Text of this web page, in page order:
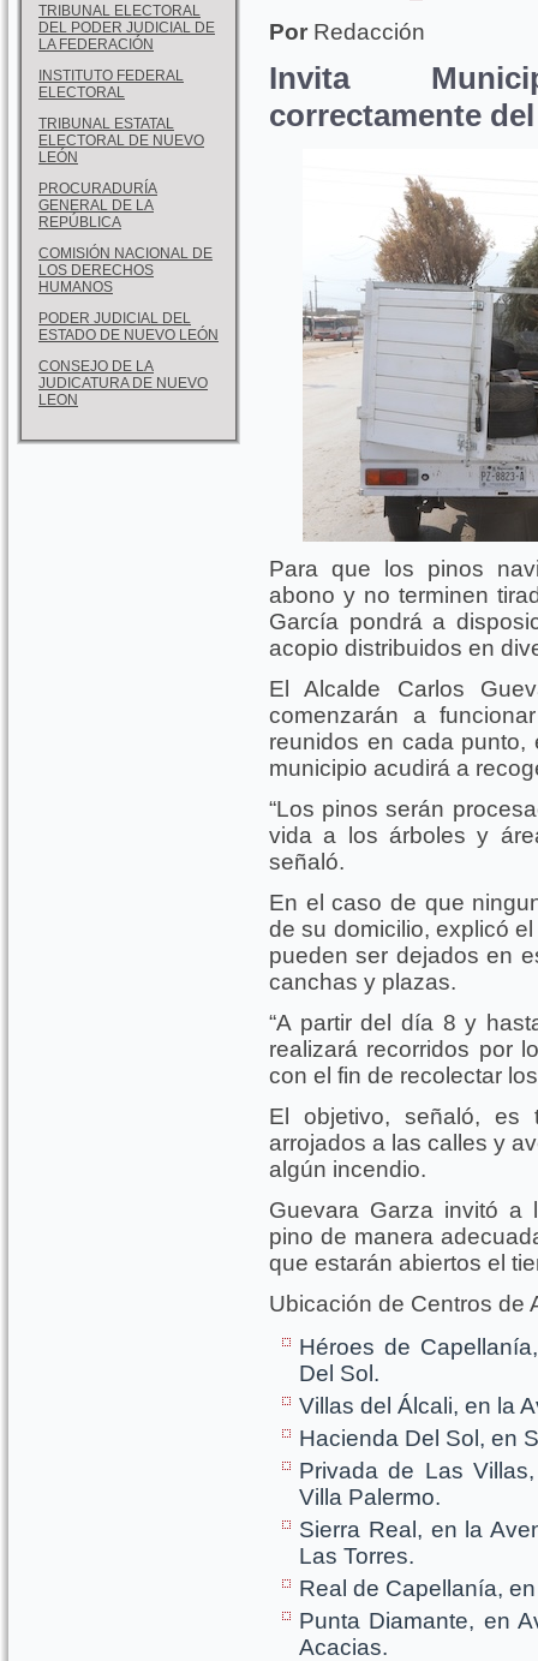
TRIBUNAL ELECTORAL
DEL PODER JUDICIAL DE
LA FEDERACIÓN
INSTITUTO FEDERAL
ELECTORAL
TRIBUNAL ESTATAL
ELECTORAL DE NUEVO
LEÓN
PROCURADURÍA
GENERAL DE LA
REPÚBLICA
COMISIÓN NACIONAL DE
LOS DERECHOS
HUMANOS
PODER JUDICIAL DEL
ESTADO DE NUEVO LEÓN
CONSEJO DE LA
JUDICATURA DE NUEVO
LEON
Por Redacción
Invita
correctamente
Para que los pinos
abono y no terminen
García pondrá a
acopio distribuidos en
El Alcalde Carlos
comenzarán a
reunidos en cada punto,
municipio acudirá a
“Los pinos serán
vida a los árboles y
señaló.
En el caso de que
de su domicilio, explicó
pueden ser dejados en
canchas y plazas.
“A partir del día 8 y
realizará recorridos por
con el fin de recolectar
El objetivo, señaló, es
arrojados a las calles y
algún incendio.
Guevara Garza invitó a
pino de manera
que estarán abiertos el
Ubicación de Centros de
Héroes de
Del Sol.
Villas del Álcali, en la
Hacienda Del Sol, en
Privada de Las
Villa Palermo.
Sierra Real, en la
Las Torres.
Real de Capellanía,
Punta Diamante, en
Acacias.